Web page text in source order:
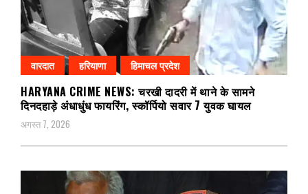
वारदात हरियाणा हिमाचल प्रदेश
HARYANA CRIME NEWS: चरखी दादरी में थाने के सामने
दिनदहाड़े अंधाधुंध फायरिंग, स्कॉर्पियो सवार 7 युवक घायल
अगस्त 7, 2026